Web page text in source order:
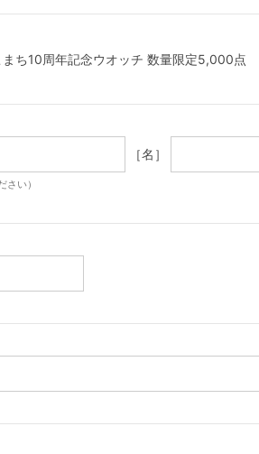
ち10周年記念ウオッチ 数量限定5,000点
［名］
さい）